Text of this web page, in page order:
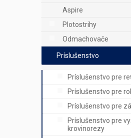
Aspire
Plotostrihy
Odmachovače
Príslušenstvo
Príslušenstvo pre
Príslušenstvo pre
Príslušenstvo pre
Príslušenstvo pre
krovinorezy